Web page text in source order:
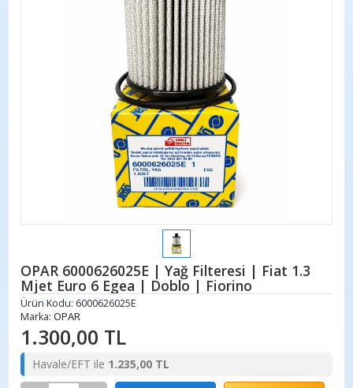
OPAR 6000626025E | Yağ Filteresi | Fiat 1.3
Mjet Euro 6 Egea | Doblo | Fiorino
Ürün Kodu: 6000626025E
Marka: OPAR
1.300,00 TL
Havale/EFT ile 1.235,00 TL